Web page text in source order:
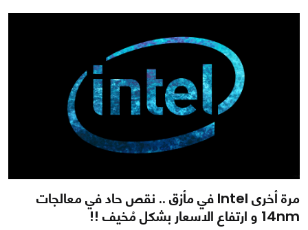
مرة أخرى Intel في مأزق .. نقص حاد في معالجات
14nm و ارتفاع الاسعار بشكل مُخيف !!